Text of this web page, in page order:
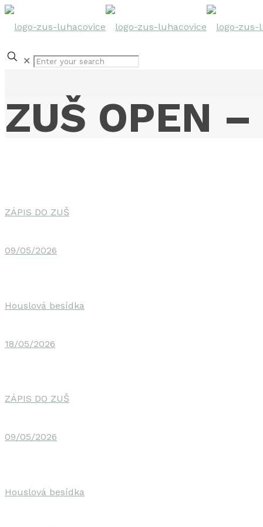
✕
ZUŠ OPEN
ZÁPIS DO ZUŠ
09/05/2026
Houslová besídka
18/05/2026
ZÁPIS DO ZUŠ
09/05/2026
Houslová besídka